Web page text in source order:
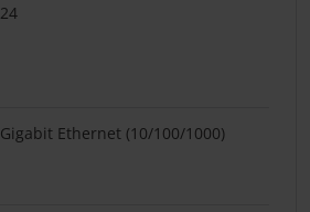
24
Gigabit Ethernet (10/100/1000)